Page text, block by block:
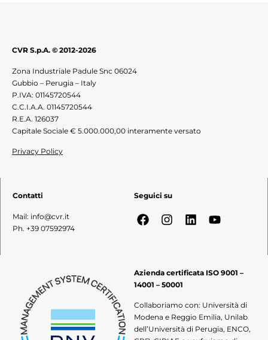
CVR S.p.A. © 2012-2026
Zona Industriale Padule Snc 06024
Gubbio – Perugia – Italy
P.IVA: 01145720544
C.C.I.A.A. 01145720544
R.E.A. 126037
Capitale Sociale € 5.000.000,00 interamente versato
Privacy Policy
Contatti
Mail: info@cvr.it
Ph. +39 07592974
Seguici su
Azienda certificata ISO 9001 –
14001 – 50001
Collaboriamo con: Università di
Modena e Reggio Emilia, Unilab
dell’Università di Perugia, ENCO,